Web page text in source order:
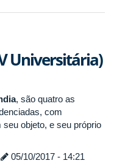
Universitária)
, são quatro as
com
objeto, e seu próprio
05/10/2017 - 14:21